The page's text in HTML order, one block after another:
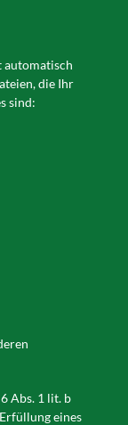
automatisch
die Ihr
sind:
Abs. 1 lit. b
eines